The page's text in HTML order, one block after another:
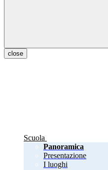
close
Scuola
Panoramica
Presentazione
I luoghi